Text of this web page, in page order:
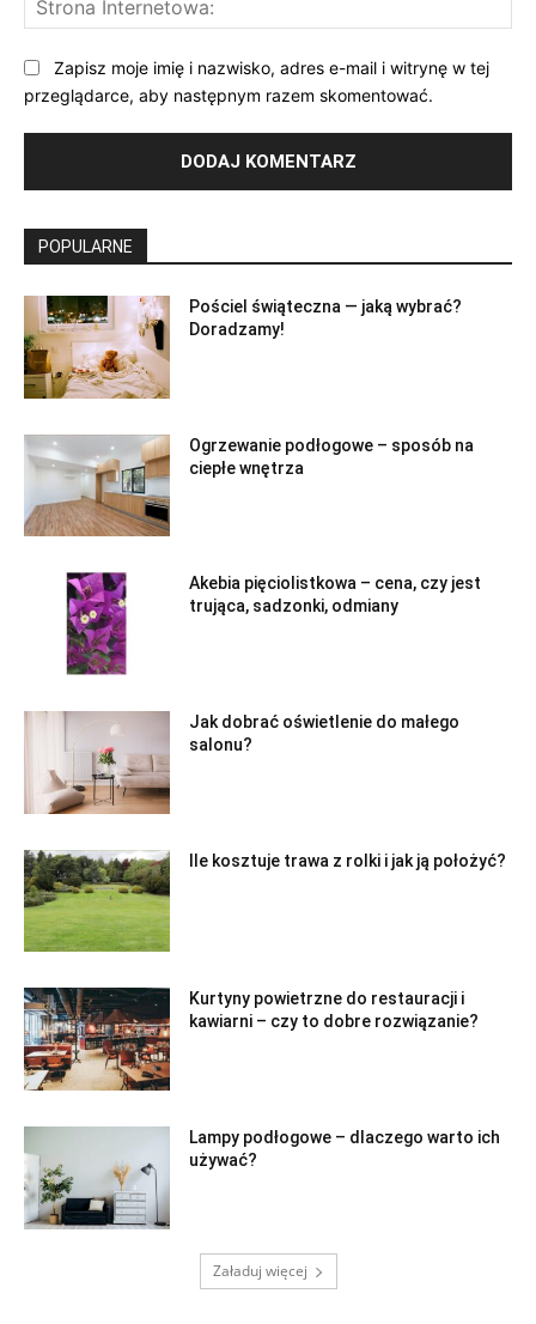
Zapisz moje imię i nazwisko, adres e-mail i witrynę w tej
przeglądarce, aby następnym razem skomentować.
POPULARNE
Pościel świąteczna — jaką wybrać?
Doradzamy!
Ogrzewanie podłogowe – sposób na
ciepłe wnętrza
Akebia pięciolistkowa – cena, czy jest
trująca, sadzonki, odmiany
Jak dobrać oświetlenie do małego
salonu?
Ile kosztuje trawa z rolki i jak ją położyć?
Kurtyny powietrzne do restauracji i
kawiarni – czy to dobre rozwiązanie?
Lampy podłogowe – dlaczego warto ich
używać?
Załaduj więcej